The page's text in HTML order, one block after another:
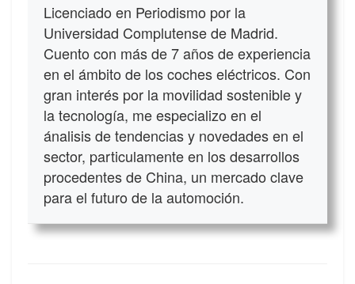
Licenciado en Periodismo por la
Universidad Complutense de Madrid.
Cuento con más de 7 años de experiencia
en el ámbito de los coches eléctricos. Con
gran interés por la movilidad sostenible y
la tecnología, me especializo en el
ánalisis de tendencias y novedades en el
sector, particulamente en los desarrollos
procedentes de China, un mercado clave
para el futuro de la automoción.